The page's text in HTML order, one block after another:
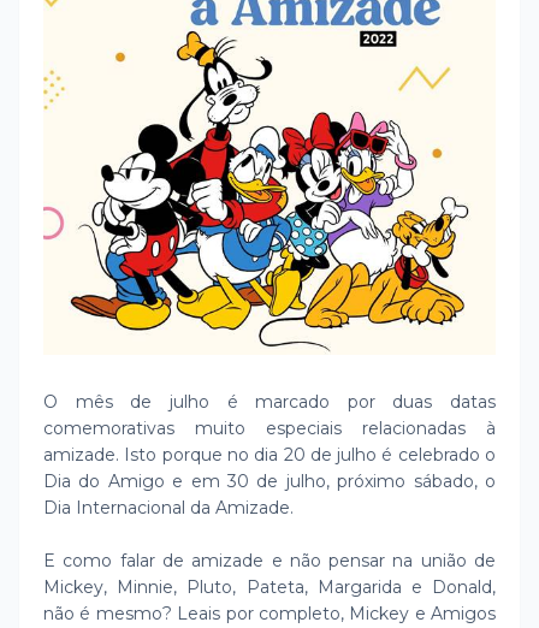
O mês de julho é marcado por duas datas
comemorativas muito especiais relacionadas à
amizade. Isto porque no dia 20 de julho é celebrado o
Dia do Amigo e em 30 de julho, próximo sábado, o
Dia Internacional da Amizade.
E como falar de amizade e não pensar na união de
Mickey, Minnie, Pluto, Pateta, Margarida e Donald,
não é mesmo? Leais por completo, Mickey e Amigos